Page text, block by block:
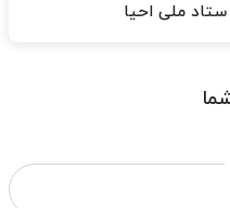
ملی احیا